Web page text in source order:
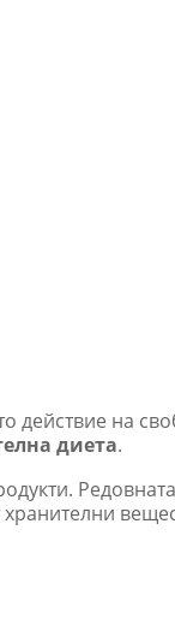
действие на
диета.